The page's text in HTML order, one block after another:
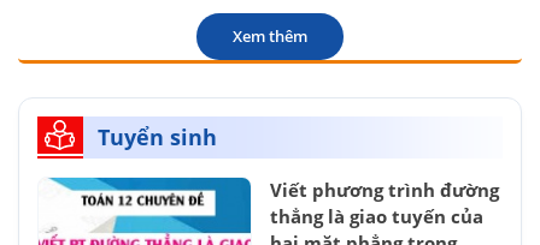
Xem thêm
Tuyển sinh
Viết phương trình đường
thẳng là giao tuyến của